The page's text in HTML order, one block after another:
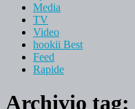
Media
TV
Video
hookii Best
Feed
Rapide
Archivio tag: